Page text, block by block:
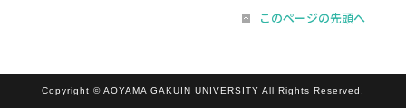
このページの先頭へ
Copyright © AOYAMA GAKUIN UNIVERSITY All Rights Reserved.